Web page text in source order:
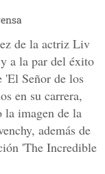
de la actriz Liv
a la par del éxito
'El Señor de los
en su carrera,
la imagen de la
además de
'The Incredible